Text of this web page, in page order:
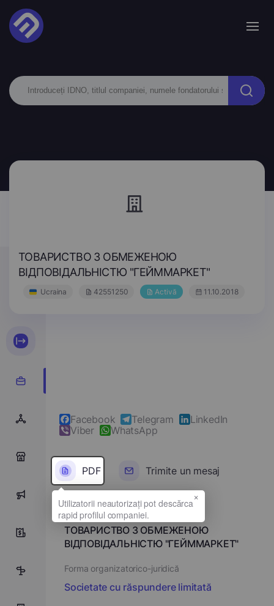
ТОВАРИСТВО З ОБМЕЖЕНОЮ
ВІДПОВІДАЛЬНІСТЮ "ГЕЙММАРКЕТ"
Ucraina 42551250 Activă 11.10.2018
0
7
Facebook Telegram
LinkedIn
Viber
WhatsApp
PDF Trimite un mesaj
Denumirea completă
ТОВАРИСТВО З ОБМЕЖЕНОЮ
ВІДПОВІДАЛЬНІСТЮ "ГЕЙММАРКЕТ"
Forma organizatorico-juridică
Societate cu răspundere limitată
×